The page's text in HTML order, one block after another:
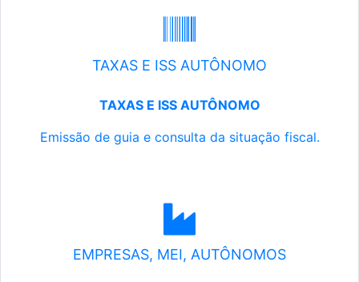
TAXAS E ISS AUTÔNOMO
TAXAS E ISS AUTÔNOMO
Emissão de guia e consulta da situação fiscal.
EMPRESAS, MEI, AUTÔNOMOS